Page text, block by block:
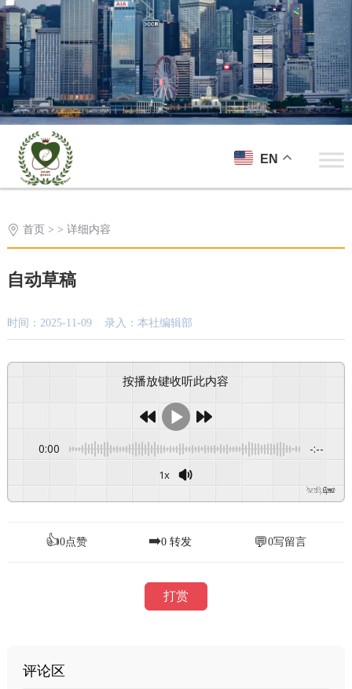
EN
首页 > > 详细内容
自动草稿
时间：2025-11-09 录入：本社编辑部
按播放键收听此内容
0:00 -:--
1x
GSpeech
👍0点赞 ➡️0 转发 💬0写留言
打赏
评论区